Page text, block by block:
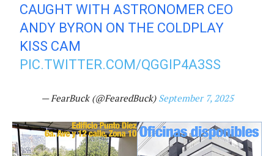
CAUGHT WITH ASTRONOMER CEO
ANDY BYRON ON THE COLDPLAY
KISS CAM
PIC.TWITTER.COM/QGGIP4A3SS
— FearBuck (@FearedBuck) September 7, 2025